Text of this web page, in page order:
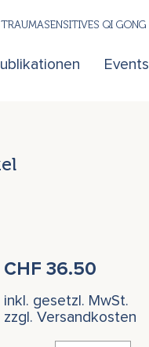
Events
TRAUMASENSITIVES QI GONG
CHF 36.50
inkl. gesetzl. MwSt.
zzgl. Versandkosten